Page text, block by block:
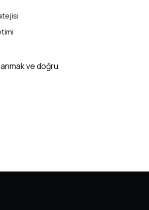
ve doğru